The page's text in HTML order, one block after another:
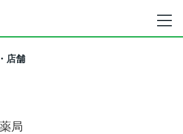
店舗
局